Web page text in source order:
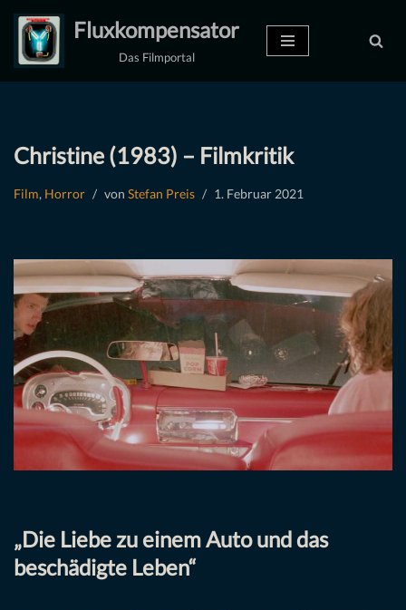
Zum
Inhalt
Fluxkompensator
Das Filmportal
Christine (1983) – Filmkritik
Film, Horror von Stefan Preis 1. Februar 2021
„Die Liebe zu einem Auto und das
beschädigte Leben“